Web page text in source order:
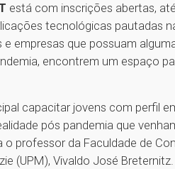
está com inscrições abertas,
tecnológicas pautadas
empresas que possuam
encontrem um espaço
capacitar jovens com perfil
pós pandemia que
o professor da Faculdade de
(UPM), Vivaldo José Breternitz.